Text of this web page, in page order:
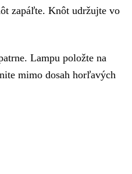
zapáľte. Knôt udržujte vo
Lampu položte na
mimo dosah horľavých